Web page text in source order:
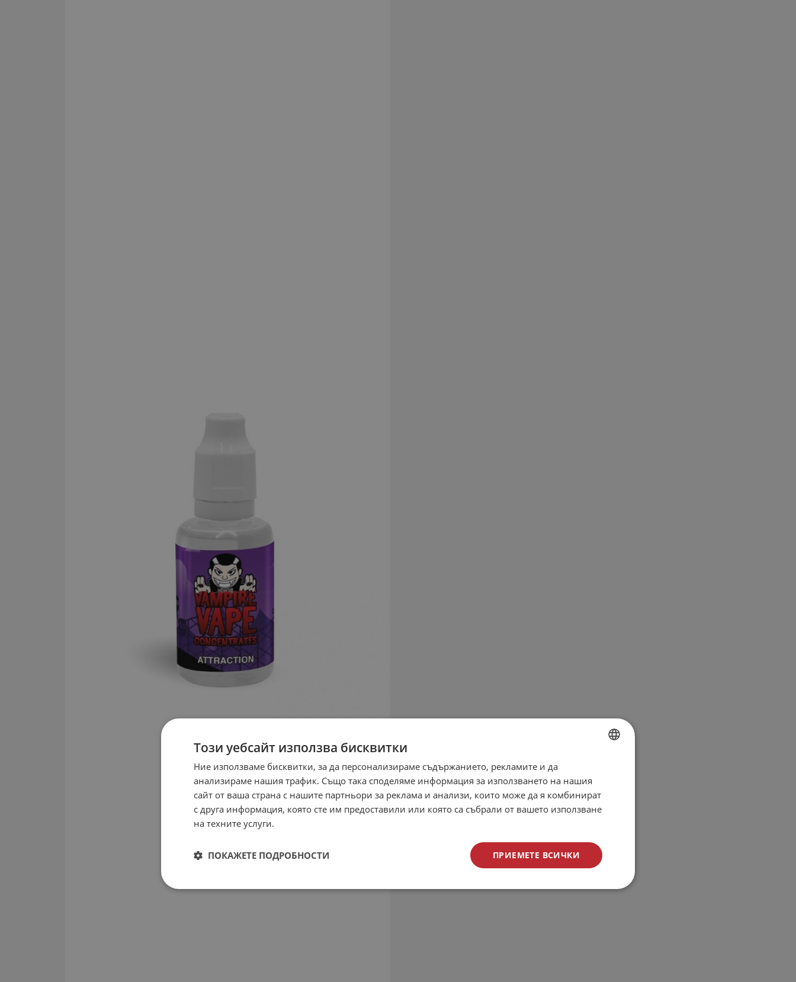
ENGLISH
Този уебсайт използва бисквитки
Ние използваме бисквитки, за да персонализираме съдържанието, рекламите и да
анализираме нашия трафик. Също така споделяме информация за използването на нашия
сайт от ваша страна с нашите партньори за реклама и анализи, които може да я комбинират
с друга информация, която сте им предоставили или която са събрали от вашето използване
на техните услуги.
ПРИЕМЕТЕ ВСИЧКИ
ПОКАЖЕТЕ ПОДРОБНОСТИ